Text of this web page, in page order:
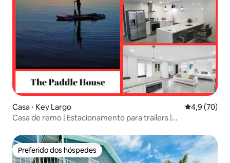
Casa ⋅ Key Largo 4,9 de uma
4,9 (70)
Casa de remo | Estacionamento para trailers |
Preferido dos hóspedes
Preferido dos hóspedes